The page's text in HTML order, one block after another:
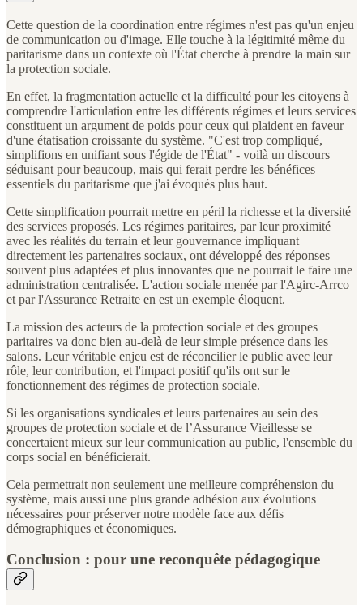
Cette question de la coordination entre régimes n'est pas qu'un enjeu
de communication ou d'image. Elle touche à la légitimité même du
paritarisme dans un contexte où l'État cherche à prendre la main sur
la protection sociale.
En effet, la fragmentation actuelle et la difficulté pour les citoyens à
comprendre l'articulation entre les différents régimes et leurs services
constituent un argument de poids pour ceux qui plaident en faveur
d'une étatisation croissante du système. "C'est trop compliqué,
simplifions en unifiant sous l'égide de l'État" - voilà un discours
séduisant pour beaucoup, mais qui ferait perdre les bénéfices
essentiels du paritarisme que j'ai évoqués plus haut.
Cette simplification pourrait mettre en péril la richesse et la diversité
des services proposés. Les régimes paritaires, par leur proximité
avec les réalités du terrain et leur gouvernance impliquant
directement les partenaires sociaux, ont développé des réponses
souvent plus adaptées et plus innovantes que ne pourrait le faire une
administration centralisée. L'action sociale menée par l'Agirc-Arrco
et par l'Assurance Retraite en est un exemple éloquent.
La mission des acteurs de la protection sociale et des groupes
paritaires va donc bien au-delà de leur simple présence dans les
salons. Leur véritable enjeu est de réconcilier le public avec leur
rôle, leur contribution, et l'impact positif qu'ils ont sur le
fonctionnement des régimes de protection sociale.
Si les organisations syndicales et leurs partenaires au sein des
groupes de protection sociale et de l’Assurance Vieillesse se
concertaient mieux sur leur communication au public, l'ensemble du
corps social en bénéficierait.
Cela permettrait non seulement une meilleure compréhension du
système, mais aussi une plus grande adhésion aux évolutions
nécessaires pour préserver notre modèle face aux défis
démographiques et économiques.
Conclusion : pour une reconquête pédagogique